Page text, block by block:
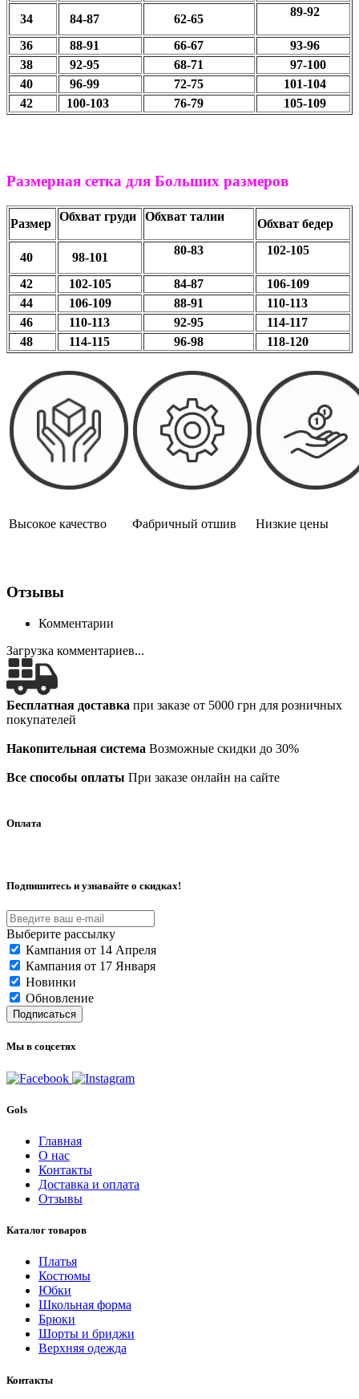
34 84-87 62-65
89-92
36 88-91 66-67
93-96
38
92-95 68-71
97-100
40
96-99 72-75
101-104
42
100-103 76-79 105-109
Размерная сетка для Больших размеров
Размер
Обхват груди Обхват талии
Обхват бедер
40 98-101
80-83 102-105
42 102-105 84-87
106-109
44
106-109 88-91
110-113
46
110-113 92-95
114-117
48
114-115 96-98 118-120
Высокое качество Фабричный отшив Низкие цены
Отзывы
Комментарии
Загрузка комментариев...
Бесплатная доставка при заказе от 5000 грн для розничных
покупателей
Накопительная система Возможные скидки до 30%
Все способы оплаты При заказе онлайн на сайте
Оплата
Подпишитесь и узнавайте о скидках!
Выберите рассылку
Кампания от 14 Апреля
Кампания от 17 Января
Новинки
Обновление
Подписаться
Мы в соцсетях
Gols
Главная
О нас
Контакты
Доставка и оплата
Отзывы
Каталог товаров
Платья
Костюмы
Юбки
Школьная форма
Брюки
Шорты и бриджи
Верхняя одежда
Контакты